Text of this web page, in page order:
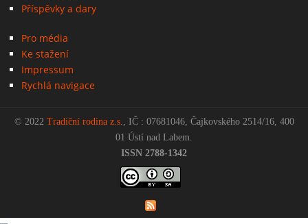
Příspěvky a dary
Pro média
Ke stažení
Impressum
Rychlá navigace
© 2022 Tradiční rodina z.s., IČ : 07681046, Čajkovského 2514/16, 400
01 Ústí nad Labem.
ISSN 2788-1342